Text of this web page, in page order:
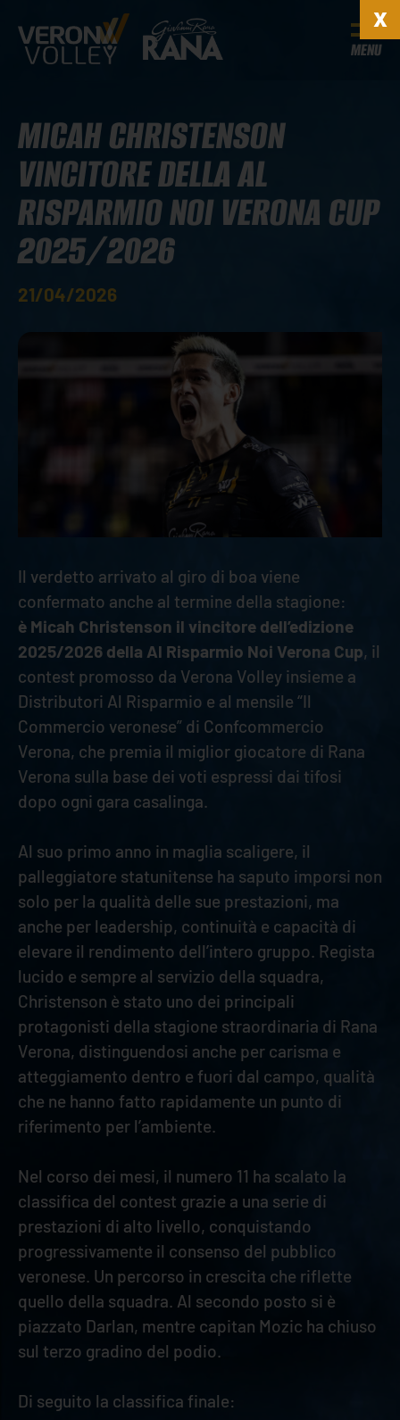
MENU
MICAH CHRISTENSON
VINCITORE DELLA AL
RISPARMIO NOI VERONA CUP
2025/2026
21/04/2026
Il verdetto arrivato al giro di boa viene
confermato anche al termine della stagione:
è Micah Christenson il vincitore dell’edizione
2025/2026 della Al Risparmio Noi Verona Cup, il
contest promosso da Verona Volley insieme a
Distributori Al Risparmio e al mensile “Il
Commercio veronese” di Confcommercio
Verona, che premia il miglior giocatore di Rana
Verona sulla base dei voti espressi dai tifosi
dopo ogni gara casalinga.
Al suo primo anno in maglia scaligere, il
palleggiatore statunitense ha saputo imporsi non
solo per la qualità delle sue prestazioni, ma
anche per leadership, continuità e capacità di
elevare il rendimento dell’intero gruppo. Regista
lucido e sempre al servizio della squadra,
Christenson è stato uno dei principali
protagonisti della stagione straordinaria di Rana
Verona, distinguendosi anche per carisma e
atteggiamento dentro e fuori dal campo, qualità
che ne hanno fatto rapidamente un punto di
riferimento per l’ambiente.
Nel corso dei mesi, il numero 11 ha scalato la
classifica del contest grazie a una serie di
prestazioni di alto livello, conquistando
progressivamente il consenso del pubblico
veronese. Un percorso in crescita che riflette
quello della squadra. Al secondo posto si è
piazzato Darlan, mentre capitan Mozic ha chiuso
sul terzo gradino del podio.
Di seguito la classifica finale: